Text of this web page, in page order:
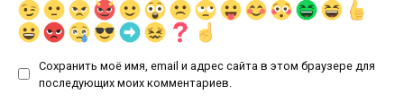
Сохранить моё имя, email и адрес сайта в этом браузере для
последующих моих комментариев.